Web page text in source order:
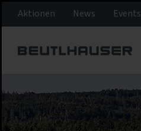
Aktionen News Events